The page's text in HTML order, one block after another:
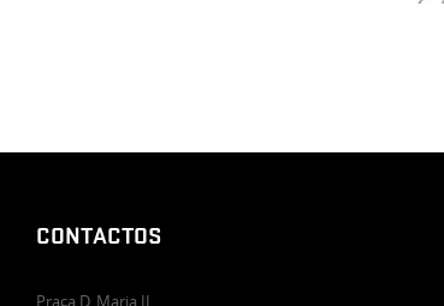
CONTACTOS
Praça D. Maria II